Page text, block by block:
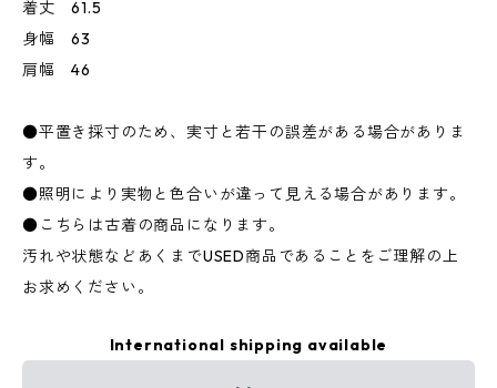
着丈 61.5
身幅 63
肩幅 46
●平置き採寸のため、実寸と若干の誤差がある場合がありま
す。
●照明により実物と色合いが違って見える場合があります。
●こちらは古着の商品になります。
汚れや状態などあくまでUSED商品であることをご理解の上
お求めください。
International shipping available